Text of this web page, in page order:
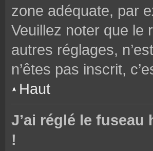
zone adéquate, par
Veuillez noter que le
autres réglages,
n’êtes pas inscrit,
Haut
J’ai réglé le fuseau
!